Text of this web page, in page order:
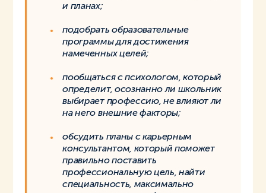
и планах;
подобрать образовательные
программы для достижения
намеченных целей;
пообщаться с психологом, который
определит, осознанно ли школьник
выбирает профессию, не влияют ли
на него внешние факторы;
обсудить планы с карьерным
консультантом, который поможет
правильно поставить
профессиональную цель, найти
специальность, максимально